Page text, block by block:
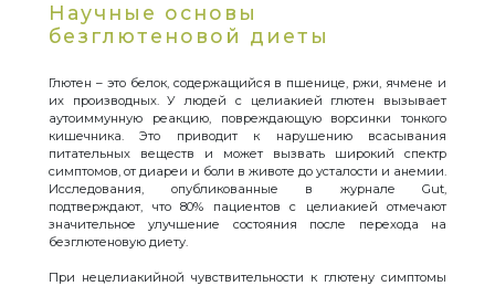
Научные основы
безглютеновой диеты
Глютен – это белок, содержащийся в пшенице, ржи, ячмене и
их производных. У людей с целиакией глютен вызывает
аутоиммунную реакцию, повреждающую ворсинки тонкого
кишечника. Это приводит к нарушению всасывания
питательных веществ и может вызвать широкий спектр
симптомов, от диареи и боли в животе до усталости и анемии.
Исследования, опубликованные в журнале Gut,
подтверждают, что 80% пациентов с целиакией отмечают
значительное улучшение состояния после перехода на
безглютеновую диету.
При нецелиакийной чувствительности к глютену симптомы